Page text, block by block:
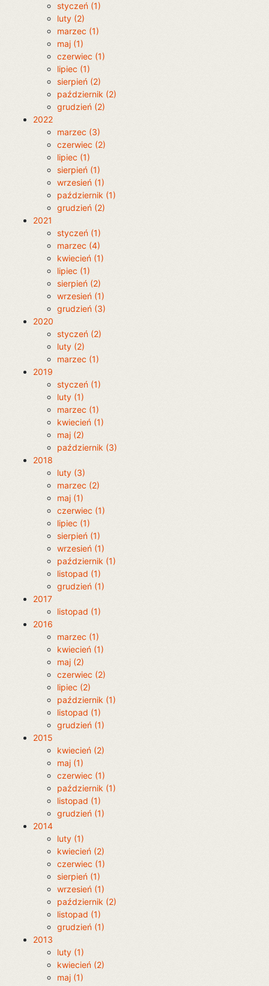
styczeń (1)
luty (2)
marzec (1)
maj (1)
czerwiec (1)
lipiec (1)
sierpień (2)
październik (2)
grudzień (2)
2022
marzec (3)
czerwiec (2)
lipiec (1)
sierpień (1)
wrzesień (1)
październik (1)
grudzień (2)
2021
styczeń (1)
marzec (4)
kwiecień (1)
lipiec (1)
sierpień (2)
wrzesień (1)
grudzień (3)
2020
styczeń (2)
luty (2)
marzec (1)
2019
styczeń (1)
luty (1)
marzec (1)
kwiecień (1)
maj (2)
październik (3)
2018
luty (3)
marzec (2)
maj (1)
czerwiec (1)
lipiec (1)
sierpień (1)
wrzesień (1)
październik (1)
listopad (1)
grudzień (1)
2017
listopad (1)
2016
marzec (1)
kwiecień (1)
maj (2)
czerwiec (2)
lipiec (2)
październik (1)
listopad (1)
grudzień (1)
2015
kwiecień (2)
maj (1)
czerwiec (1)
październik (1)
listopad (1)
grudzień (1)
2014
luty (1)
kwiecień (2)
czerwiec (1)
sierpień (1)
wrzesień (1)
październik (2)
listopad (1)
grudzień (1)
2013
luty (1)
kwiecień (2)
maj (1)